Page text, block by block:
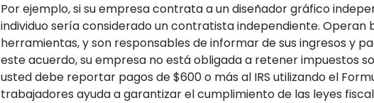
Por ejemplo, si su empresa contrata a un diseñador gráfico
individuo sería considerado un contratista independiente. Operan
herramientas, y son responsables de informar de sus ingresos y
este acuerdo, su empresa no está obligada a retener impuestos
usted debe reportar pagos de $600 o más al IRS utilizando el
trabajadores ayuda a garantizar el cumplimiento de las leyes